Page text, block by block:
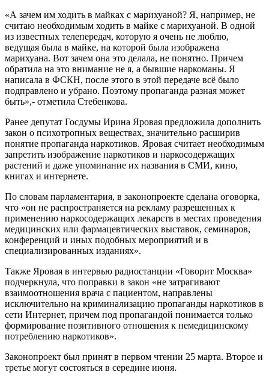
«А зачем им ходить в майках с марихуаной? Я, например, не
считаю необходимым ходить в майке с марихуаной. В одной
из известных телепередач, которую я очень не люблю,
ведущая была в майке, на которой была изображена
марихуана. Вот зачем она это делала, не понятно. Причем
обратила на это внимание не я, а бывшие наркоманы. Я
написала в ФСКН, после этого в этой передаче всё было
подправлено и убрано. Поэтому пропаганда разная может
быть»,- отметила Стебенкова.
Ранее депутат Госдумы Ирина Яровая предложила дополнить
закон о психотропных веществах, значительно расширив
понятие пропаганда наркотиков. Яровая считает необходимым
запретить изображение наркотиков и наркосодержащих
растений и даже упоминание их названия в СМИ, кино,
книгах и интернете.
По словам парламентария, в законопроекте сделана оговорка,
что «он не распространяется на рекламу разрешенных к
применению наркосодержащих лекарств в местах проведения
медицинских или фармацевтических выставок, семинаров,
конференций и иных подобных мероприятий и в
специализированных изданиях».
Также Яровая в интервью радиостанции «Говорит Москва»
подчеркнула, что поправки в закон «не затрагивают
взаимоотношения врача с пациентом, направлены
исключительно на криминализацию пропаганды наркотиков в
сети Интернет, причем под пропагандой понимается только
формирование позитивного отношения к немедицинскому
потреблению наркотиков».
Законопроект был принят в первом чтении 25 марта. Второе и
третье могут состояться в середине июня.